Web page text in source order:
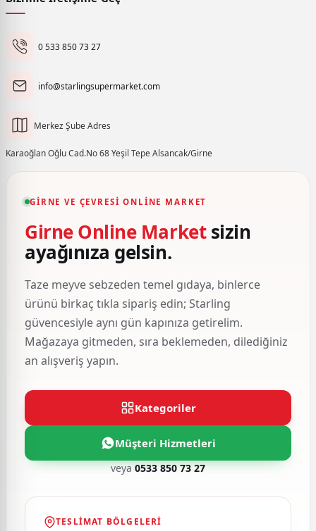
0 533 850 73 27
info@starlingsupermarket.com
Merkez Şube Adres
Karaoğlan Oğlu Cad.No 68 Yeşil Tepe Alsancak/Girne
GIRNE VE ÇEVRESI ONLINE MARKET
Girne Online Marketsizin
ayağınıza gelsin.
Taze meyve sebzeden temel gıdaya, binlerce
ürünü birkaç tıkla sipariş edin; Starling
güvencesiyle aynı gün kapınıza getirelim.
Mağazaya gitmeden, sıra beklemeden, dilediğiniz
an alışveriş yapın.
Kategoriler
Müşteri Hizmetleri
veya0533 850 73 27
TESLIMAT BÖLGELERI